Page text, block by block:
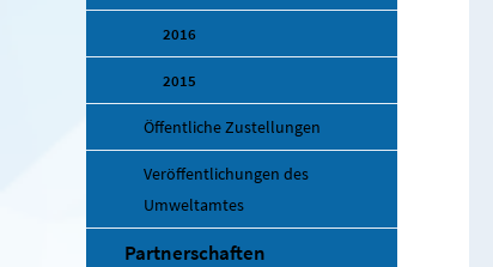
2016
2015
Öffentliche Zustellungen
Veröffentlichungen des
Umweltamtes
Partnerschaften